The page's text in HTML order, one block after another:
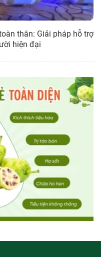
thân: Giải pháp hỗ trợ
hiện đại